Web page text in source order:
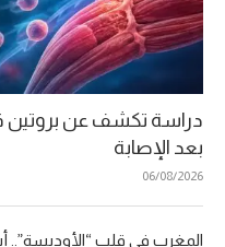
دراسة تكشف عن بروتين
بعد الإصابة
06/08/2026
المغرب في قلب “الأوديسة”..